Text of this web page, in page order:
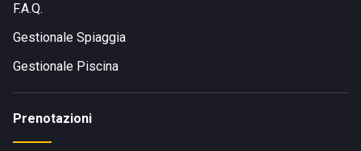
F.A.Q.
Gestionale Spiaggia
Gestionale Piscina
Prenotazioni